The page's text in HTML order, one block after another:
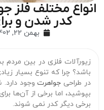
انواع مختلف فلز
کدر شدن و
بهمن 22, 1402
زیورآلات فلزی در بین مردم
باشد؟ چرا که تنوع بسیار
در طراحی جواهرتوجود دارد.
بپوشید، اما برخی از آن‌ها
برخی دیگر کدر نمی شوند.